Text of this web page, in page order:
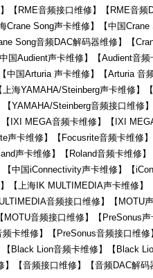
【RME音频接口维修】【RME音
Crane Song声卡维修】【中国
Song音频DAC解码器维修】【
国Audient声卡维修】【Audient音
中国Arturia 声卡维修】【Arturia 音
上海YAMAHA/Steinberg声卡维修】
【YAMAHA/Steinberg音频接口维
IXI MEGA音频卡维修】【IXI
声卡维修】【Focusrite音频卡维修
声卡维修】【Roland音频卡维修
中国iConnectivity声卡维修】【
【上海IK MULTIMEDIA声卡维修
音频接口维修】【MOTU
音频接口维修】【PreSonus
卡维修】【PreSonus音频接口维
Black Lion音频卡维修】【Black
【音频接口维修】【音频DAC解